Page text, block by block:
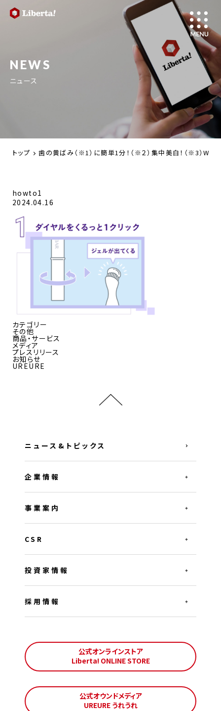
NEWS
ニュース
トップ 歯の黄ばみ（※1）に簡単1分！（※２）集中美白！（※3）W
howto1
2024.04.16
カテゴリー
その他
商品・サービス
メディア
プレスリリース
お知らせ
UREURE
ニュース&トピックス
企業情報
事業案内
CSR
投資家情報
採用情報
公式オンラインストア
Liberta! ONLINE STORE
公式オウンドメディア
UREURE うれうれ